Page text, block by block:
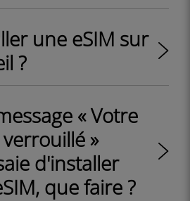
une eSIM sur
?
« Votre
»
d'installer
que faire ?